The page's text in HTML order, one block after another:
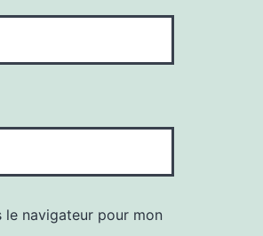
navigateur pour mon